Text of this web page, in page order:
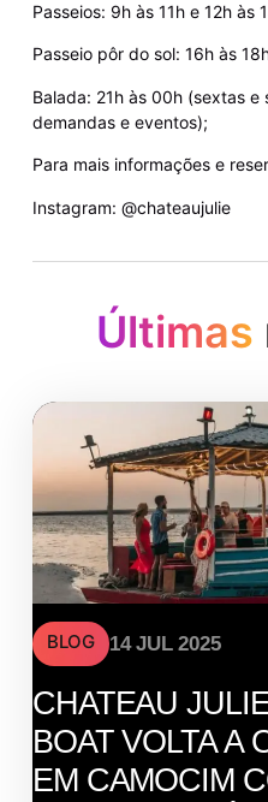
Passeios: 9h às 11h e 12h às
Passeio pôr do sol: 16h às
Balada: 21h às 00h (sextas
demandas e eventos);
Para mais informações e
Instagram: @chateaujulie
Últimas
BLOG 14 JUL 2025
CHATEAU
BOAT VOLTA A
EM CAMOCIM